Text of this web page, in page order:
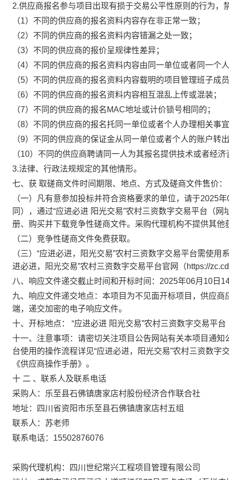
2.供应商报名参与项目出现有损于交易公平性原则的行为，
（1） 不同 的供应商的报名资料内容存在非正常一致；
（2） 不同 的供应商的报名资料内容错漏之处一致；
（3） 不同 的供应商的报价呈规律性差异；
（4） 不同 的供应商的报名资料内容由同一单位或者同一个
（5） 不同 的供应商的报名资料内容载明的项目管理班子成
（6） 不同 的供应商的报名资料内容相互混乱上传或混装；
（7） 不同 的供应商的报名 MAC地址或计价锁号相同的；
（8） 不同 的供应商的报名托同一单位或者个人办理相关事
（9） 不同 的供应商的保证金从同一单位或者个人的账户转
（10） 不同 的供应商聘请同一人为其报名提供技术或者经
3.法律、行政法规规定的其他情形。
七、获 取磋商文件时间期限、地点、方式及磋商文件售价：
（一）凡有意参加投标并符合资格要求的单位，请于2025年
同 ） ，通过“应进必进 阳光交易”农村三资数字交易平台 （网
册、购买并下载竞争性磋商文件。采购代理机构不提供其他
（二）竞争性磋商文件免费获取。
（三） “应进必进，阳光交易”农村三资数字交易平台需使
进必进，阳光交易”农村三资数字交易平台官网（https://
八、响应文件递交截止时间和开标时间： 2025年06月 10 日
九、响应文件递交地点：本项目为不见面开标项目，供应商
端，递交加密的电子响应文件。
十、开标地点：
“应进必进 阳光交易”农村三资数字交易平台
十一、注意事项：请密切关注项目公告网站有关本项目通知
台使用的操作流程详见“应进必进，阳光交易”农村三资数
《供应商操作手册》。
十 二 、联系人及联系电话
采购人： 乐至县石佛镇唐家店村股份经济合作联合社
地址：四川省资阳市乐至县石佛镇唐家店村五组
联系人： 苏老师
联系电话： 15502876076
采购代理机构：
四川世纪常兴工程项目管理有限公司